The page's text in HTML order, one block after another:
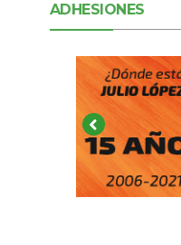
ADHESIONES